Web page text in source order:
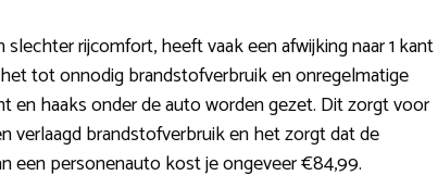
rijcomfort, heeft vaak een afwijking naar 1 kant
tot onnodig brandstofverbruik en onregelmatige
en haaks onder de auto worden gezet. Dit zorgt voor
verlaagd brandstofverbruik en het zorgt dat de
een personenauto kost je ongeveer €84,99.